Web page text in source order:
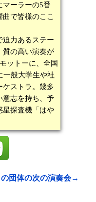
マーラーの5番
で皆様のここ
迫力あるステー
質の高い演奏が
ットーに、全国
一般大学生や社
ケストラ。幾多
意志を持ち、予
星探査機「はや
の団体の次の演奏会→